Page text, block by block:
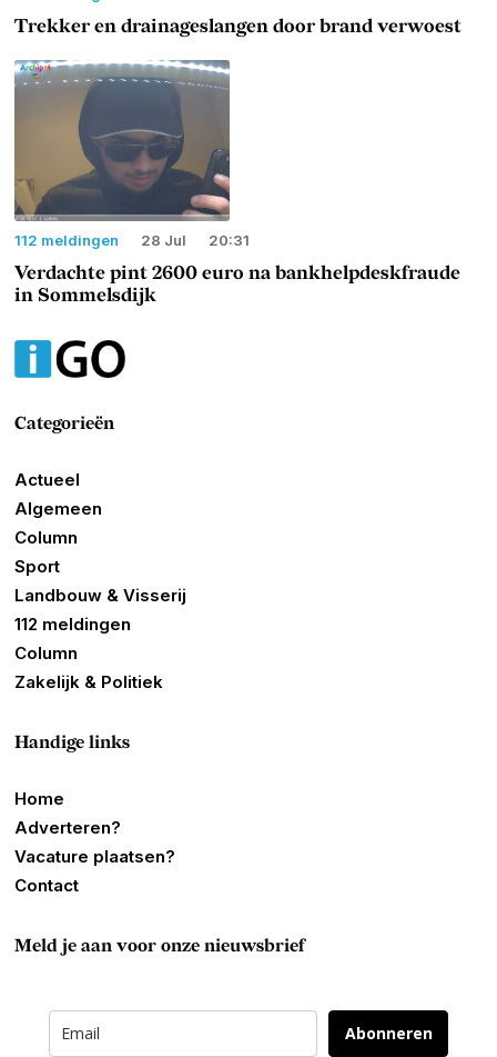
Trekker en drainageslangen door brand verwoest
112 meldingen 28 Jul 20:31
Verdachte pint 2600 euro na bankhelpdeskfraude
in Sommelsdijk
Categorieën
Actueel
Algemeen
Column
Sport
Landbouw & Visserij
112 meldingen
Column
Zakelijk & Politiek
Handige links
Home
Adverteren?
Vacature plaatsen?
Contact
Meld je aan voor onze nieuwsbrief
Abonneren